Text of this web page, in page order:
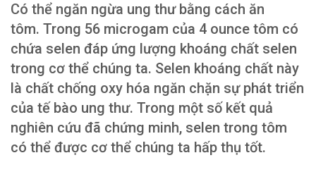
Có thể ngăn ngừa ung thư bằng cách ăn
tôm. Trong 56 microgam của 4 ounce tôm có
chứa selen đáp ứng lượng khoáng chất selen
trong cơ thể chúng ta. Selen khoáng chất này
là chất chống oxy hóa ngăn chặn sự phát triển
của tế bào ung thư. Trong một số kết quả
nghiên cứu đã chứng minh, selen trong tôm
có thể được cơ thể chúng ta hấp thụ tốt.